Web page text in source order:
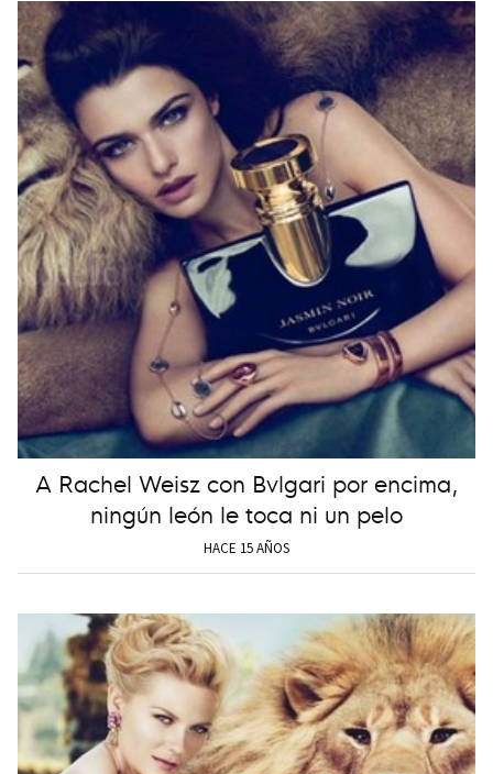
A Rachel Weisz con Bvlgari por encima,
ningún león le toca ni un pelo
HACE 15 AÑOS